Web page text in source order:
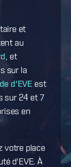
et
au
, et
sur la
d'EVE est
sur 24 et 7
en
votre place
d'EVE. À